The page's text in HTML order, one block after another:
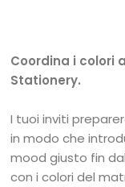
Coordina i colori
Stationery.
I tuoi inviti
in modo che
mood giusto fin
con i colori del